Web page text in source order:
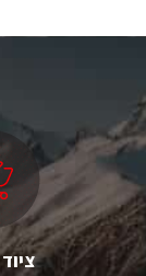
ניתן
לבחור
את
האפשרויות
בעמוד
המוצר